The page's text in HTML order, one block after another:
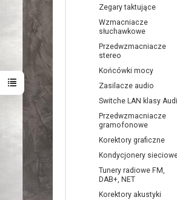
Zegary taktujące
Wzmacniacze
słuchawkowe
Przedwzmacniacze
stereo
Końcówki mocy
Zasilacze audio
Switche LAN klasy
Przedwzmacniacze
gramofonowe
Korektory graficzne
Kondycjonery
Tunery radiowe FM,
DAB+, NET
Korektory akustyki